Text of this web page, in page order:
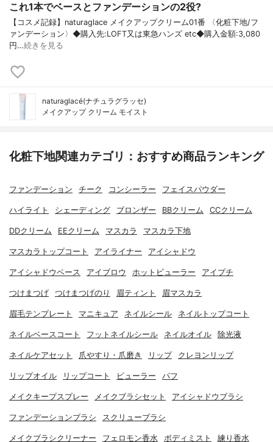
これ1本でベースとファンデーションの2役?
【コスメ記録】naturaglace メイクアップクリーム01番 〈化粧下地/フ
ァンデーション〉◆購入先:LOFT又は東急ハンズ etc◆購入金額:3,080
円…続きを見る
naturaglacé(ナチュラグラッセ)
メイクアップ クリーム モイスト
化粧下地関連カテゴリ：おすすめ商品ランキング
ファンデーション チーク コンシーラー フェイスパウダー
ハイライト シェーディング ブロンザー BBクリーム CCクリーム
DDクリーム EEクリーム マスカラ マスカラ下地
マスカラトップコート アイライナー アイシャドウ
アイシャドウベース アイブロウ ホットビューラー アイプチ
つけまつげ つけまつげのり 眉ティント 眉マスカラ
眉毛テンプレート マニキュア ネイルシール ネイルトップコート
ネイルベースコート フットネイルシール ネイルオイル 除光液
ネイルケアセット 爪やすり・爪磨き リップ クレヨンリップ
リップオイル リップコート ビューラー パフ
メイクキープスプレー メイクブラシセット アイシャドウブラシ
ファンデーションブラシ スクリューブラシ
メイクブラシクリーナー フェロモン香水 ボディミスト 練り香水